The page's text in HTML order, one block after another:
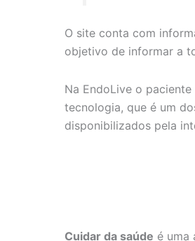
O site conta com
objetivo de informar a
Na EndoLive o paciente
tecnologia, que é um
disponibilizados pela
Cuidar da saúde é uma